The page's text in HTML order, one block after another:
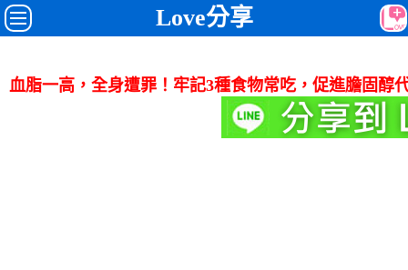
Love分享
血脂一高，全身遭罪！牢記3種食物常吃，促進膽固醇